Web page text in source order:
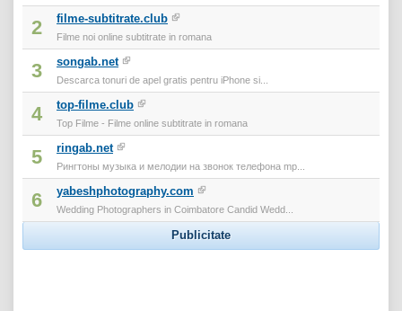
2 filme-subtitrate.club
Filme noi online subtitrate in romana
3 songab.net
Descarca tonuri de apel gratis pentru iPhone si...
4 top-filme.club
Top Filme - Filme online subtitrate in romana
5 ringab.net
Рингтоны музыка и мелодии на звонок телефона mp...
6 yabeshphotography.com
Wedding Photographers in Coimbatore Candid Wedd...
Publicitate